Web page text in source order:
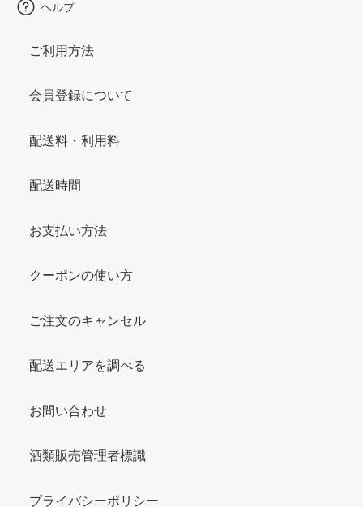
ヘルプ
ご利用方法
会員登録について
配送料・利用料
配送時間
お支払い方法
クーポンの使い方
ご注文のキャンセル
配送エリアを調べる
お問い合わせ
酒類販売管理者標識
プライバシーポリシー